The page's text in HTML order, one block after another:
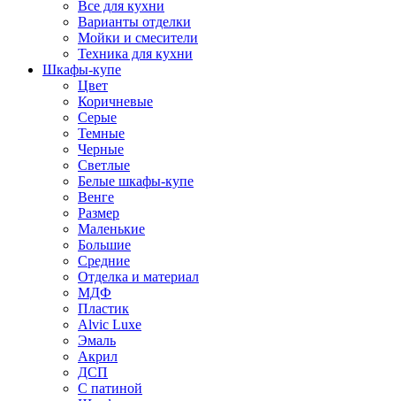
Все для кухни
Варианты отделки
Мойки и смесители
Техника для кухни
Шкафы-купе
Цвет
Коричневые
Серые
Темные
Черные
Светлые
Белые шкафы-купе
Венге
Размер
Маленькие
Большие
Средние
Отделка и материал
МДФ
Пластик
Alvic Luxe
Эмаль
Акрил
ДСП
С патиной